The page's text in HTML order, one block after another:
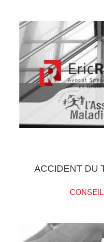
ACCIDENT DU
CONSEIL